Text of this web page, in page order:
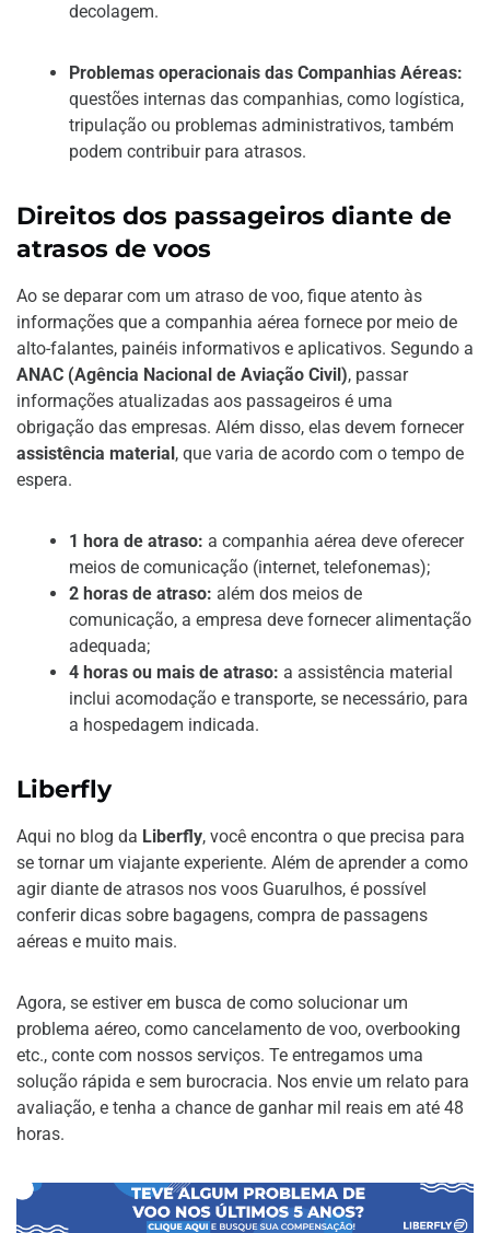
decolagem.
Problemas operacionais das Companhias Aéreas:
questões internas das companhias, como logística,
tripulação ou problemas administrativos, também
podem contribuir para atrasos.
Direitos dos passageiros diante de
atrasos de voos
Ao se deparar com um atraso de voo, fique atento às
informações que a companhia aérea fornece por meio de
alto-falantes, painéis informativos e aplicativos. Segundo a
ANAC (Agência Nacional de Aviação Civil), passar
informações atualizadas aos passageiros é uma
obrigação das empresas. Além disso, elas devem fornecer
assistência material, que varia de acordo com o tempo de
espera.
1 hora de atraso: a companhia aérea deve oferecer
meios de comunicação (internet, telefonemas);
2 horas de atraso: além dos meios de
comunicação, a empresa deve fornecer alimentação
adequada;
4 horas ou mais de atraso: a assistência material
inclui acomodação e transporte, se necessário, para
a hospedagem indicada.
Liberfly
Aqui no blog da Liberfly, você encontra o que precisa para
se tornar um viajante experiente. Além de aprender a como
agir diante de atrasos nos voos Guarulhos, é possível
conferir dicas sobre bagagens, compra de passagens
aéreas e muito mais.
Agora, se estiver em busca de como solucionar um
problema aéreo, como cancelamento de voo, overbooking
etc., conte com nossos serviços. Te entregamos uma
solução rápida e sem burocracia. Nos envie um relato para
avaliação, e tenha a chance de ganhar mil reais em até 48
horas.